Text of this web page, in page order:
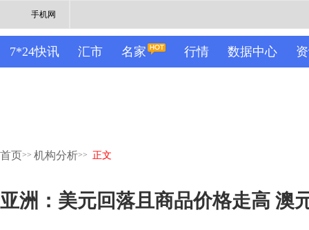
手机网
7*24快讯 汇市 名家 行情 数据中心
首页>> 机构分析>> 正文
亚洲：美元回落且商品价格走高 澳